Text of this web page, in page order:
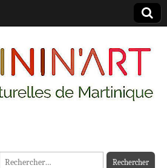
Rechercher :